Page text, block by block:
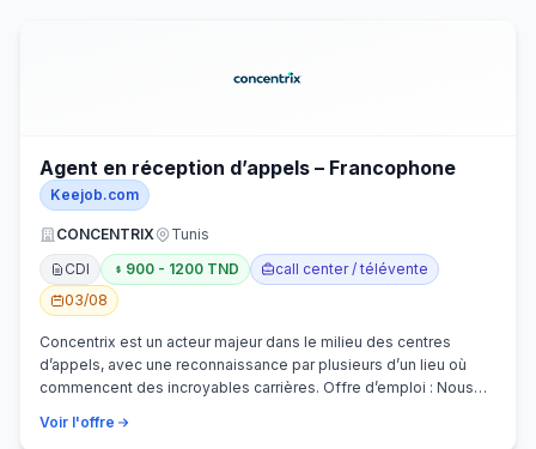
Agent en réception d’appels – Francophone
Keejob.com
CONCENTRIX
Tunis
CDI
900 - 1200 TND
call center / télévente
03/08
Concentrix est un acteur majeur dans le milieu des centres
d’appels, avec une reconnaissance par plusieurs d’un lieu où
commencent des incroyables carrières. Offre d’emploi : Nous
Voir l'offre